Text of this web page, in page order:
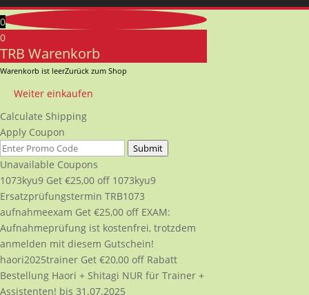
0
0
TRB Warenkorb
Warenkorb ist leerZurück zum Shop
Weiter einkaufen
Calculate Shipping
Apply Coupon
Submit
Unavailable Coupons
1073kyu9 Get €25,00 off 1073kyu9
Ersatzprüfungstermin TRB1073
aufnahmeexam Get €25,00 off EXAM:
Aufnahmeprüfung ist kostenfrei, trotzdem
anmelden mit diesem Gutschein!
haori2025trainer Get €20,00 off Rabatt
Bestellung Haori + Shitagi NUR für Trainer +
Assistenten! bis 31.07.2025